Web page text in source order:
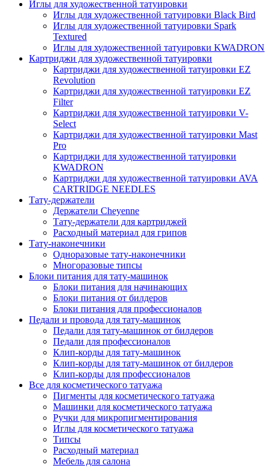
Иглы для художественной татуировки
Иглы для художественной татуировки Black Bird
Иглы для художественной татуировки Spark
Textured
Иглы для художественной татуировки KWADRON
Картриджи для художественной татуировки
Картриджи для художественной татуировки EZ
Revolution
Картриджи для художественной татуировки EZ
Filter
Картриджи для художественной татуировки V-
Select
Картриджи для художественной татуировки Mast
Pro
Картриджи для художественной татуировки
KWADRON
Картриджи для художественной татуировки AVA
CARTRIDGE NEEDLES
Тату-держатели
Держатели Cheyenne
Тату-держатели для картриджей
Расходный материал для грипов
Тату-наконечники
Одноразовые тату-наконечники
Многоразовые типсы
Блоки питания для тату-машинок
Блоки питания для начинающих
Блоки питания от билдеров
Блоки питания для профессионалов
Педали и провода для тату-машинок
Педали для тату-машинок от билдеров
Педали для профессионалов
Клип-корды для тату-машинок
Клип-корды для тату-машинок от билдеров
Клип-корды для профессионалов
Все для косметического татуажа
Пигменты для косметического татуажа
Машинки для косметического татуажа
Ручки для микропигментирования
Иглы для косметического татуажа
Типсы
Расходный материал
Мебель для салона